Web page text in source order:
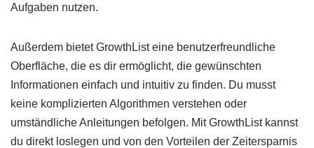
Aufgaben nutzen.
Außerdem bietet GrowthList eine benutzerfreundliche
Oberfläche, die es dir ermöglicht, die gewünschten
Informationen einfach und intuitiv zu finden. Du musst
keine komplizierten Algorithmen verstehen oder
umständliche Anleitungen befolgen. Mit GrowthList kannst
du direkt loslegen und von den Vorteilen der Zeitersparnis